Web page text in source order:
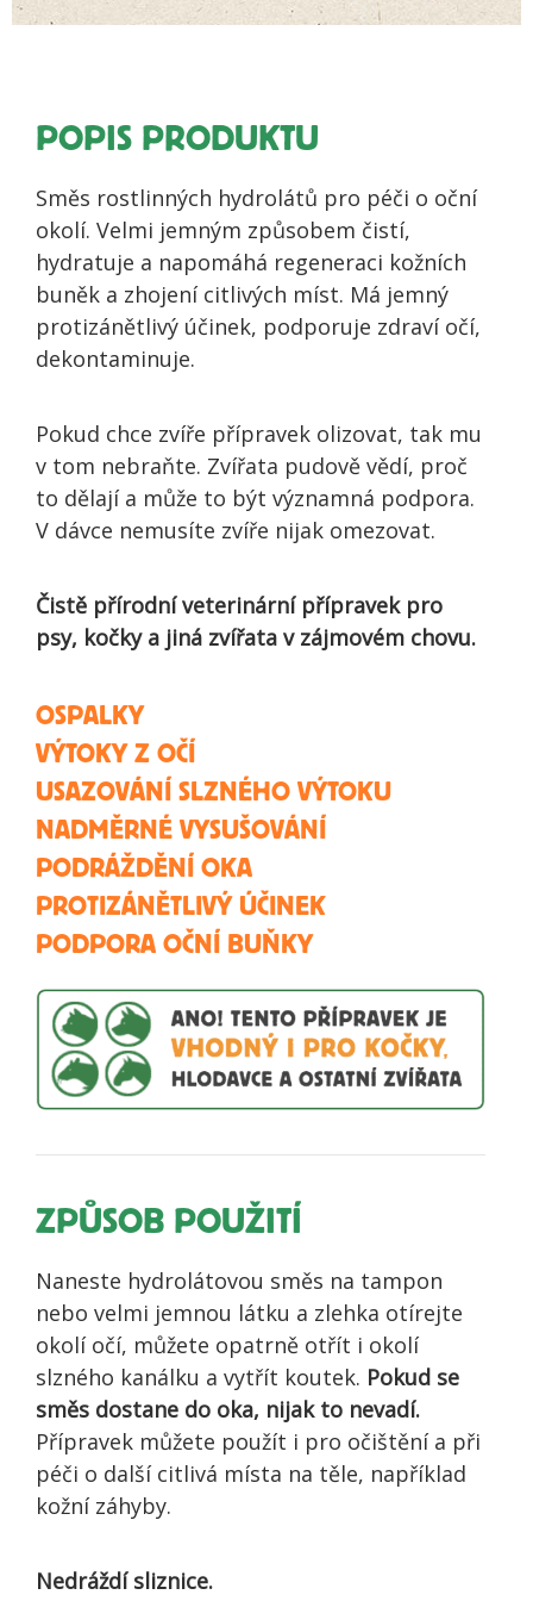
POPIS PRODUKTU
Směs rostlinných hydrolátů pro péči o oční
okolí. Velmi jemným způsobem čistí,
hydratuje a napomáhá regeneraci kožních
buněk a zhojení citlivých míst. Má jemný
protizánětlivý účinek, podporuje zdraví očí,
dekontaminuje.
Pokud chce zvíře přípravek olizovat, tak mu
v tom nebraňte. Zvířata pudově vědí, proč
to dělají a může to být významná podpora.
V dávce nemusíte zvíře nijak omezovat.
Čistě přírodní veterinární přípravek pro
psy, kočky a jiná zvířata v zájmovém chovu.
OSPALKY
VÝTOKY Z OČÍ
USAZOVÁNÍ SLZNÉHO VÝTOKU
NADMĚRNÉ VYSUŠOVÁNÍ
PODRÁŽDĚNÍ OKA
PROTIZÁNĚTLIVÝ ÚČINEK
PODPORA OČNÍ BUŇKY
ZPŮSOB POUŽITÍ
Naneste hydrolátovou směs na tampon
nebo velmi jemnou látku a zlehka otírejte
okolí očí, můžete opatrně otřít i okolí
slzného kanálku a vytřít koutek. Pokud se
směs dostane do oka, nijak to nevadí.
Přípravek můžete použít i pro očištění a při
péči o další citlivá místa na těle, například
kožní záhyby.
Nedráždí sliznice.